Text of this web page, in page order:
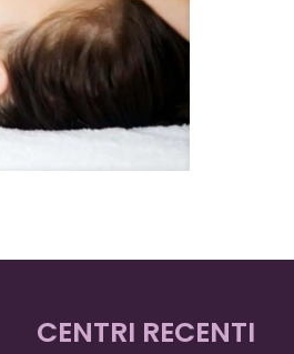
CENTRI RECENTI